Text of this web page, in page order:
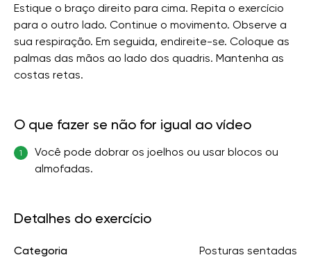
Estique o braço direito para cima. Repita o exercício
para o outro lado. Continue o movimento. Observe a
sua respiração. Em seguida, endireite-se. Coloque as
palmas das mãos ao lado dos quadris. Mantenha as
costas retas.
O que fazer se não for igual ao vídeo
1
Você pode dobrar os joelhos ou usar blocos ou
almofadas.
Detalhes do exercício
Categoria Posturas sentadas